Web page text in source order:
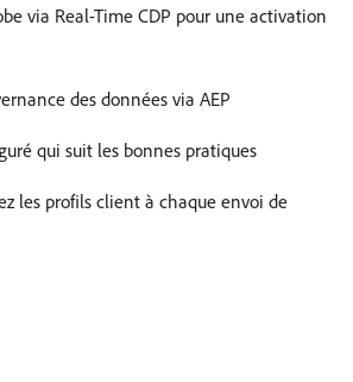
via Real-Time CDP pour une activation
des données via AEP
qui suit les bonnes pratiques
les profils client à chaque envoi de